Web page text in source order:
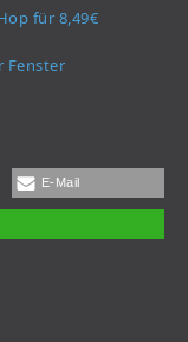
für 8,49€
Fenster
E-Mail